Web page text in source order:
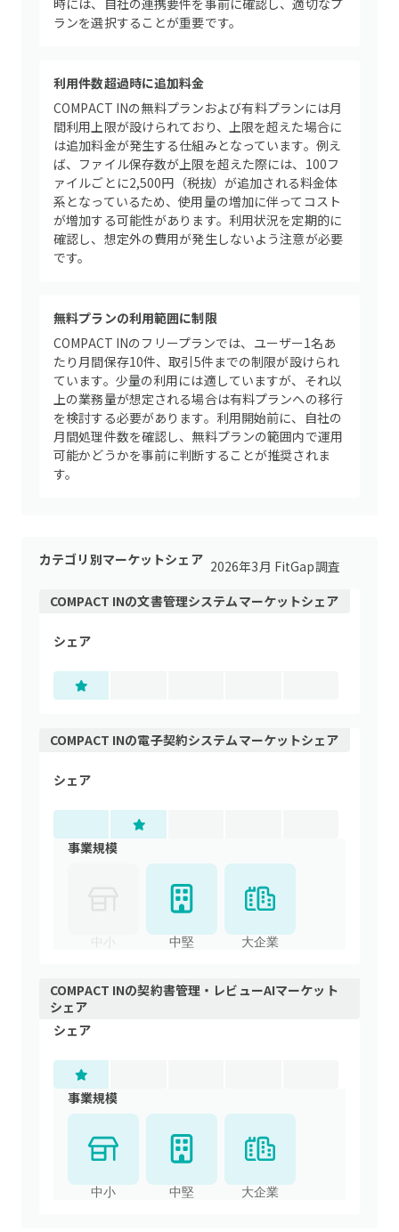
時には、自社の連携要件を事前に確認し、適切なプ
ランを選択することが重要です。
利用件数超過時に追加料金
COMPACT INの無料プランおよび有料プランには月
間利用上限が設けられており、上限を超えた場合に
は追加料金が発生する仕組みとなっています。例え
ば、ファイル保存数が上限を超えた際には、100フ
ァイルごとに2,500円（税抜）が追加される料金体
系となっているため、使用量の増加に伴ってコスト
が増加する可能性があります。利用状況を定期的に
確認し、想定外の費用が発生しないよう注意が必要
です。
無料プランの利用範囲に制限
COMPACT INのフリープランでは、ユーザー1名あ
たり月間保存10件、取引5件までの制限が設けられ
ています。少量の利用には適していますが、それ以
上の業務量が想定される場合は有料プランへの移行
を検討する必要があります。利用開始前に、自社の
月間処理件数を確認し、無料プランの範囲内で運用
可能かどうかを事前に判断することが推奨されま
す。
カテゴリ別マーケットシェア 2026年3月 FitGap調査
COMPACT INの文書管理システムマーケットシェア
シェア
COMPACT INの電子契約システムマーケットシェア
シェア
事業規模
中堅 大企業
COMPACT INの契約書管理・レビューAIマーケット
シェア
シェア
事業規模
中小 中堅 大企業